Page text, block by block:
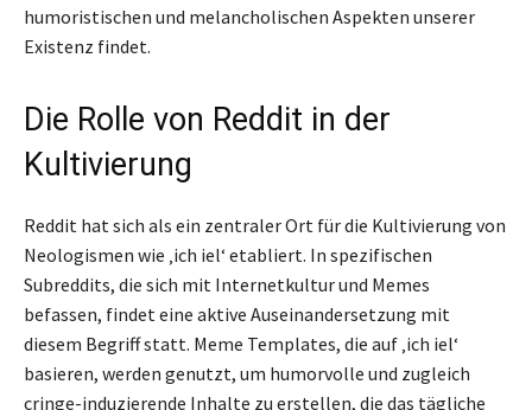
humoristischen und melancholischen Aspekten unserer
Existenz findet.
Die Rolle von Reddit in der
Kultivierung
Reddit hat sich als ein zentraler Ort für die Kultivierung von
Neologismen wie ‚ich iel‘ etabliert. In spezifischen
Subreddits, die sich mit Internetkultur und Memes
befassen, findet eine aktive Auseinandersetzung mit
diesem Begriff statt. Meme Templates, die auf ‚ich iel‘
basieren, werden genutzt, um humorvolle und zugleich
cringe-induzierende Inhalte zu erstellen, die das tägliche